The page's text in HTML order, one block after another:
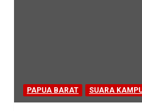
PAPUA BARAT SUARA